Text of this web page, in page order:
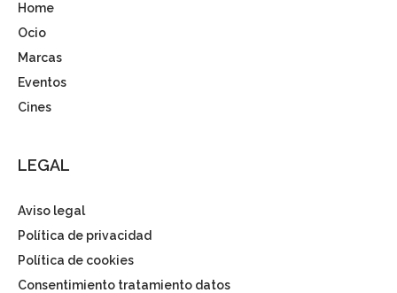
Home
Ocio
Marcas
Eventos
Cines
LEGAL
Aviso legal
Política de privacidad
Política de cookies
Consentimiento tratamiento datos